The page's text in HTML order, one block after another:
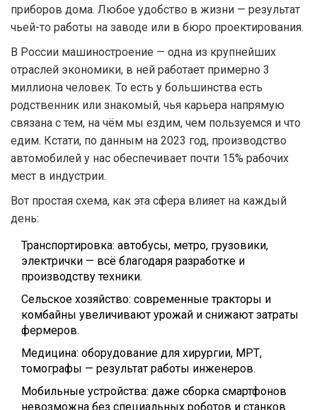
приборов дома. Любое удобство в жизни — результат
чьей-то работы на заводе или в бюро проектирования.
В России машиностроение — одна из крупнейших
отраслей экономики, в ней работает примерно 3
миллиона человек. То есть у большинства есть
родственник или знакомый, чья карьера напрямую
связана с тем, на чём мы ездим, чем пользуемся и что
едим. Кстати, по данным на 2023 год, производство
автомобилей у нас обеспечивает почти 15% рабочих
мест в индустрии.
Вот простая схема, как эта сфера влияет на каждый
день:
Транспортировка: автобусы, метро, грузовики,
электрички — всё благодаря разработке и
производству техники.
Сельское хозяйство: современные тракторы и
комбайны увеличивают урожай и снижают затраты
фермеров.
Медицина: оборудование для хирургии, МРТ,
томографы — результат работы инженеров.
Мобильные устройства: даже сборка смартфонов
невозможна без специальных роботов и станков.